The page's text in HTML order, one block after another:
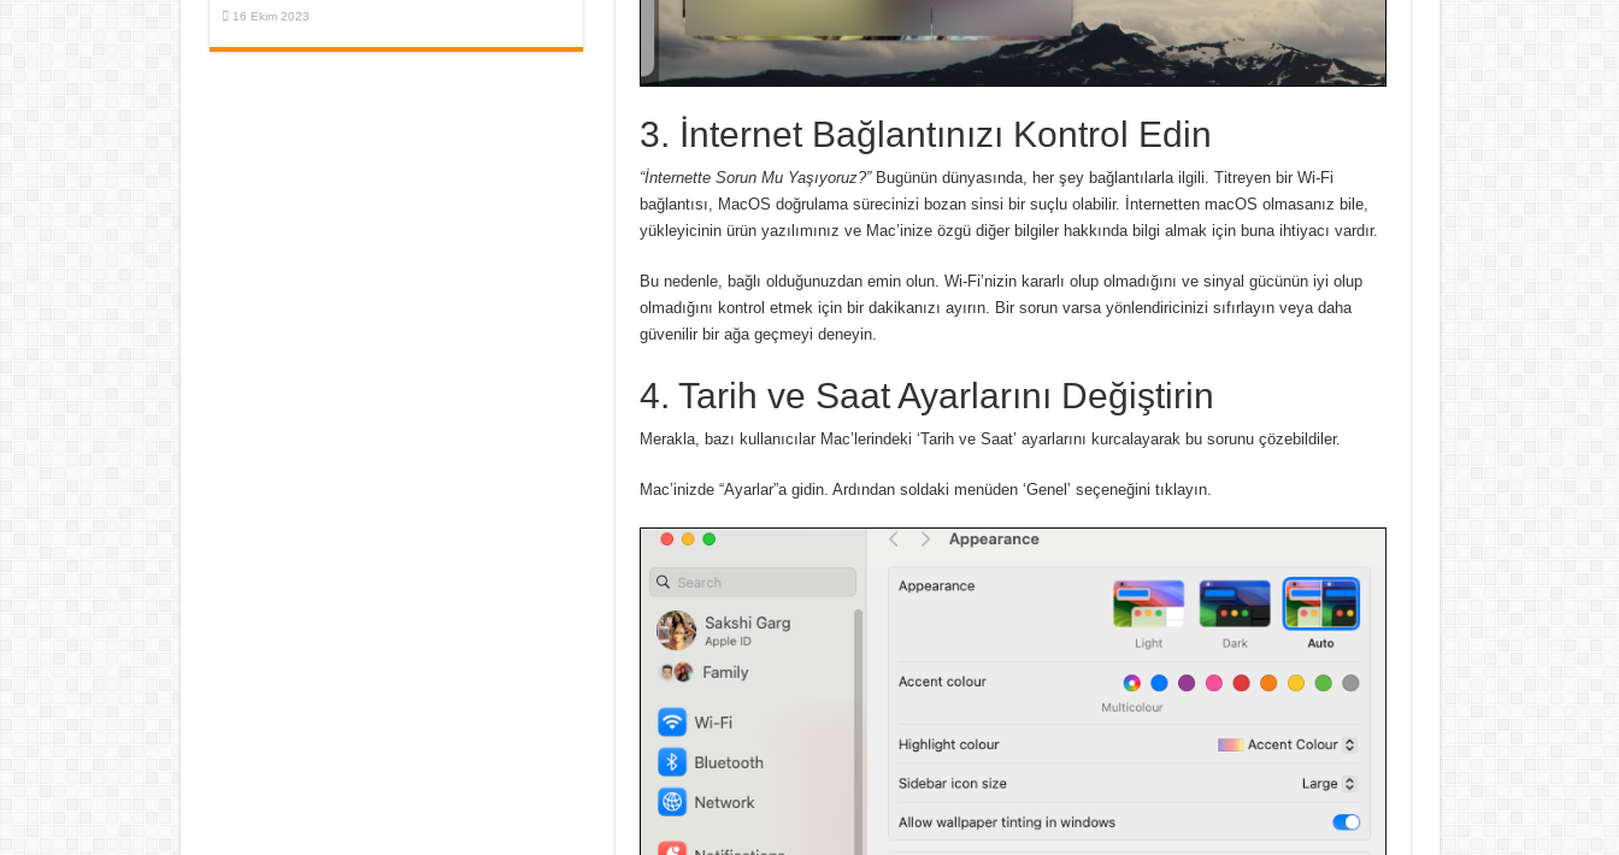
3. İnternet Bağlantınızı Kontrol Edin
“İnternette Sorun Mu Yaşıyoruz?” Bugünün dünyasında, her şey bağlantılarla ilgili. Titreyen bir Wi-Fi
bağlantısı, MacOS doğrulama sürecinizi bozan sinsi bir suçlu olabilir. İnternetten macOS olmasanız bile,
yükleyicinin ürün yazılımınız ve Mac’inize özgü diğer bilgiler hakkında bilgi almak için buna ihtiyacı vardır.
Bu nedenle, bağlı olduğunuzdan emin olun. Wi-Fi’nizin kararlı olup olmadığını ve sinyal gücünün iyi olup
olmadığını kontrol etmek için bir dakikanızı ayırın. Bir sorun varsa yönlendiricinizi sıfırlayın veya daha
güvenilir bir ağa geçmeyi deneyin.
4. Tarih ve Saat Ayarlarını Değiştirin
Merakla, bazı kullanıcılar Mac’lerindeki ‘Tarih ve Saat’ ayarlarını kurcalayarak bu sorunu çözebildiler.
Mac’inizde “Ayarlar”a gidin. Ardından soldaki menüden ‘Genel’ seçeneğini tıklayın.
16 Ekim 2023